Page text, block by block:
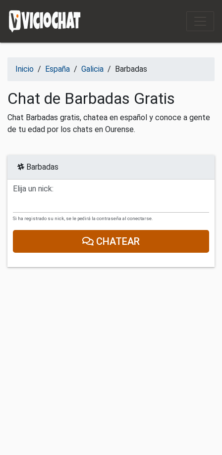
Inicio / España / Galicia / Barbadas
Chat de Barbadas Gratis
Chat Barbadas gratis, chatea en español y conoce a gente
de tu edad por los chats en Ourense.
Barbadas
Elija un nick:
Si ha registrado su nick, se le pedirá la contraseña al conectarse.
CHATEAR